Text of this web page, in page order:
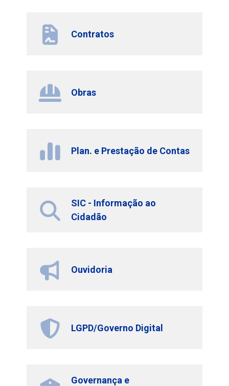
Contratos
Obras
Plan. e Prestação de Contas
SIC - Informação ao
Cidadão
Ouvidoria
LGPD/Governo Digital
Governança e